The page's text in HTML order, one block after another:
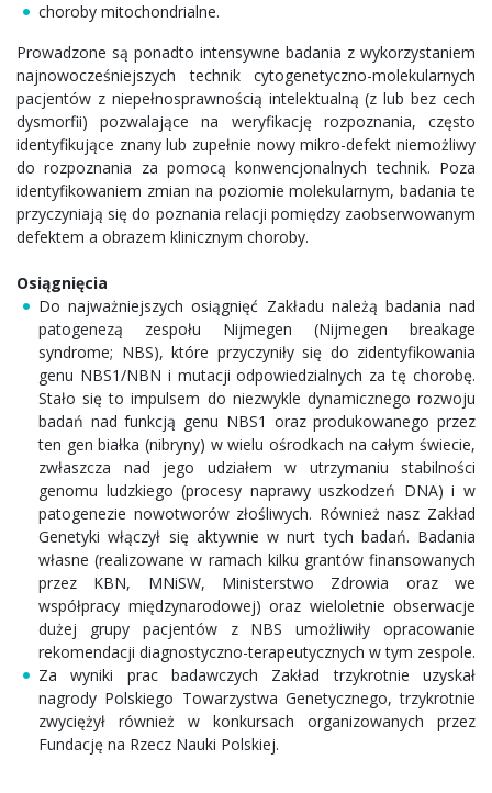
choroby mitochondrialne.
Prowadzone są ponadto intensywne badania z wykorzystaniem
najnowocześniejszych technik cytogenetyczno-molekularnych
pacjentów z niepełnosprawnością intelektualną (z lub bez cech
dysmorfii) pozwalające na weryfikację rozpoznania, często
identyfikujące znany lub zupełnie nowy mikro-defekt niemożliwy
do rozpoznania za pomocą konwencjonalnych technik. Poza
identyfikowaniem zmian na poziomie molekularnym, badania te
przyczyniają się do poznania relacji pomiędzy zaobserwowanym
defektem a obrazem klinicznym choroby.
Osiągnięcia
Do najważniejszych osiągnięć Zakładu należą badania nad
patogenezą zespołu Nijmegen (Nijmegen breakage
syndrome; NBS), które przyczyniły się do zidentyfikowania
genu NBS1/NBN i mutacji odpowiedzialnych za tę chorobę.
Stało się to impulsem do niezwykle dynamicznego rozwoju
badań nad funkcją genu NBS1 oraz produkowanego przez
ten gen białka (nibryny) w wielu ośrodkach na całym świecie,
zwłaszcza nad jego udziałem w utrzymaniu stabilności
genomu ludzkiego (procesy naprawy uszkodzeń DNA) i w
patogenezie nowotworów złośliwych. Również nasz Zakład
Genetyki włączył się aktywnie w nurt tych badań. Badania
własne (realizowane w ramach kilku grantów finansowanych
przez KBN, MNiSW, Ministerstwo Zdrowia oraz we
współpracy międzynarodowej) oraz wieloletnie obserwacje
dużej grupy pacjentów z NBS umożliwiły opracowanie
rekomendacji diagnostyczno-terapeutycznych w tym zespole.
Za wyniki prac badawczych Zakład trzykrotnie uzyskał
nagrody Polskiego Towarzystwa Genetycznego, trzykrotnie
zwyciężył również w konkursach organizowanych przez
Fundację na Rzecz Nauki Polskiej.